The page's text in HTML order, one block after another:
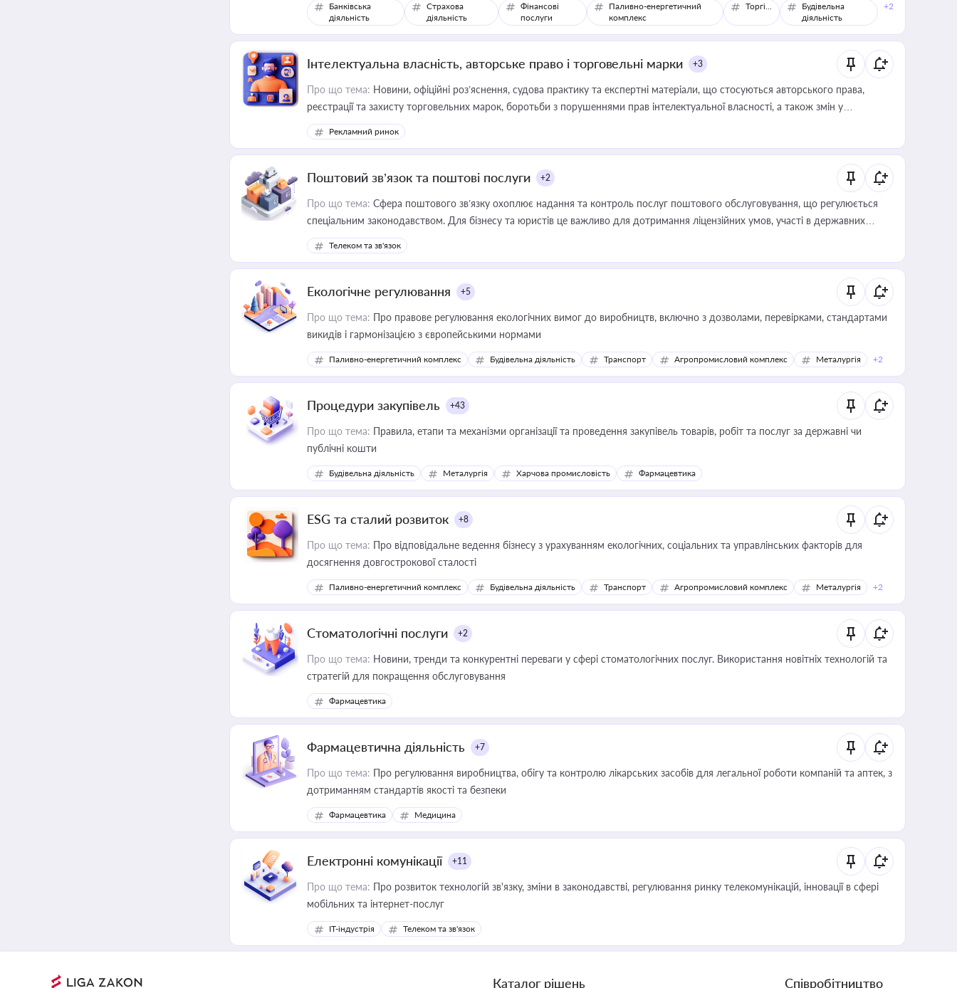
Банківська
діяльність
Страхова
діяльність
Фінансові
послуги
Паливно-енергетичний
комплекс
Торгівля
Будівельна
діяльність
+2
Інтелектуальна власність, авторське право і торговельні марки +3
Про що тема: Новини, офіційні роз’яснення, судова практику та експертні матеріали, що стосуються авторського права,
реєстрації та захисту торговельних марок, боротьби з порушеннями прав інтелектуальної власності, а також змін у
законодавстві у цій сфері
Рекламний ринок
Поштовий зв’язок та поштові послуги +2
Про що тема: Сфера поштового зв’язку охоплює надання та контроль послуг поштового обслуговування, що регулюється
спеціальним законодавством. Для бізнесу та юристів це важливо для дотримання ліцензійних умов, участі в державних
реєстрах і забезпечення прав споживачів.
Телеком та зв'язок
Екологічне регулювання +5
Про що тема: Про правове регулювання екологічних вимог до виробництв, включно з дозволами, перевірками, стандартами
викидів і гармонізацією з європейськими нормами
Паливно-енергетичний комплекс Будівельна діяльність Транспорт Агропромисловий комплекс Металургія +2
Процедури закупівель +43
Про що тема: Правила, етапи та механізми організації та проведення закупівель товарів, робіт та послуг за державні чи
публічні кошти
Будівельна діяльність Металургія Харчова промисловість Фармацевтика
ESG та сталий розвиток +8
Про що тема: Про відповідальне ведення бізнесу з урахуванням екологічних, соціальних та управлінських факторів для
досягнення довгострокової сталості
Паливно-енергетичний комплекс Будівельна діяльність Транспорт Агропромисловий комплекс Металургія +2
Стоматологічні послуги +2
Про що тема: Новини, тренди та конкурентні переваги у сфері стоматологічних послуг. Використання новітніх технологій та
стратегій для покращення обслуговування
Фармацевтика
Фармацевтична діяльність +7
Про що тема: Про регулювання виробництва, обігу та контролю лікарських засобів для легальної роботи компаній та аптек, з
дотриманням стандартів якості та безпеки
Фармацевтика Медицина
Електронні комунікації +11
Про що тема: Про розвиток технологій зв'язку, зміни в законодавстві, регулювання ринку телекомунікацій, інновації в сфері
мобільних та інтернет-послуг
IT-індустрія Телеком та зв'язок
Каталог рішень Співробітництво